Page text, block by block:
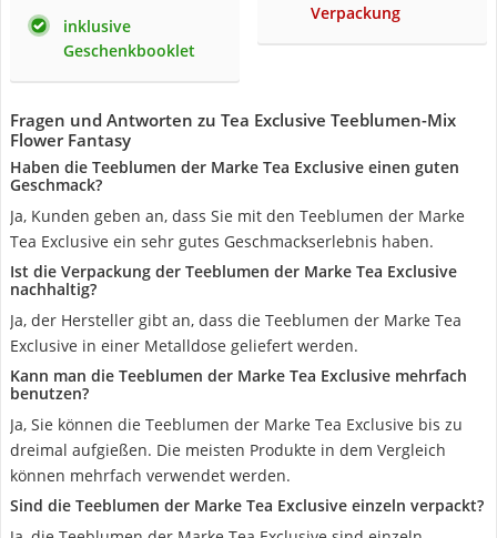
inklusive
Geschenkbooklet
Verpackung
Fragen und Antworten zu Tea Exclusive Teeblumen-Mix
Flower Fantasy
Haben die Teeblumen der Marke Tea Exclusive einen guten
Geschmack?
Ja, Kunden geben an, dass Sie mit den Teeblumen der Marke
Tea Exclusive ein sehr gutes Geschmackserlebnis haben.
Ist die Verpackung der Teeblumen der Marke Tea Exclusive
nachhaltig?
Ja, der Hersteller gibt an, dass die Teeblumen der Marke Tea
Exclusive in einer Metalldose geliefert werden.
Kann man die Teeblumen der Marke Tea Exclusive mehrfach
benutzen?
Ja, Sie können die Teeblumen der Marke Tea Exclusive bis zu
dreimal aufgießen. Die meisten Produkte in dem Vergleich
können mehrfach verwendet werden.
Sind die Teeblumen der Marke Tea Exclusive einzeln verpackt?